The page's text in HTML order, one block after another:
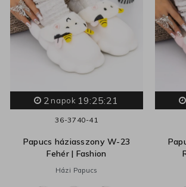
2 napok 19:25:20
36-37 40-41
Papucs háziasszony W-23
Fehér | Fashion
Házi Papucs